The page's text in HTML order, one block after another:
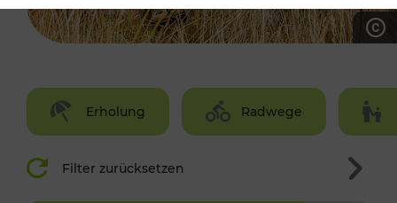
Erholung Radwege
Filter zurücksetzen